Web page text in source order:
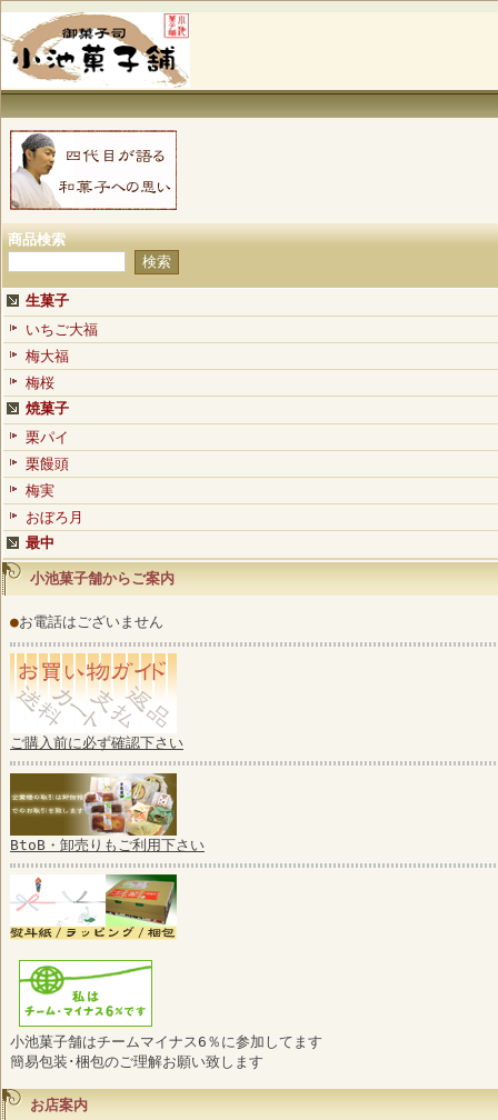
商品検索
生菓子
いちご大福
梅大福
梅桜
焼菓子
栗パイ
栗饅頭
梅実
おぼろ月
最中
小池菓子舗からご案内
●お電話はございません
ご購入前に必ず確認下さい
BtoB・卸売りもご利用下さい
小池菓子舗はチームマイナス6％に参加してます
簡易包装･梱包のご理解お願い致します
お店案内